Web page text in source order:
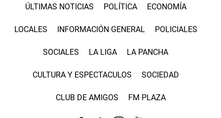
ÚLTIMAS NOTICIAS POLÍTICA ECONOMÍA
LOCALES INFORMACIÓN GENERAL POLICIALES
SOCIALES LA LIGA LA PANCHA
CULTURA Y ESPECTACULOS SOCIEDAD
CLUB DE AMIGOS FM PLAZA